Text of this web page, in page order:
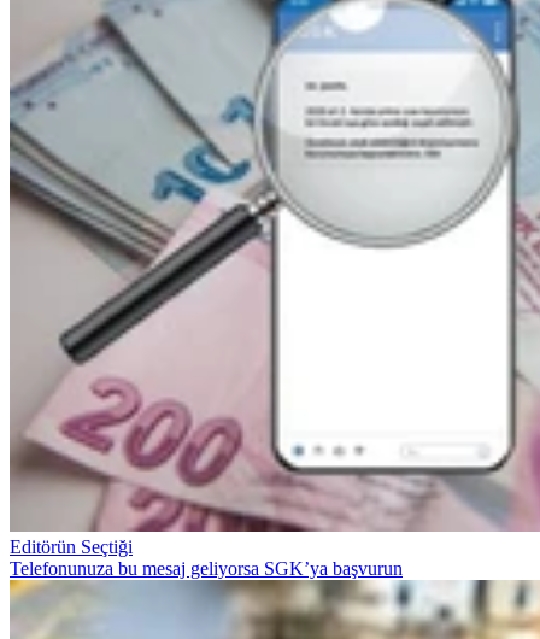
Editörün Seçtiği
Telefonunuza bu mesaj geliyorsa SGK’ya başvurun